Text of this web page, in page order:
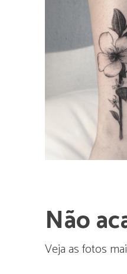
Não
Veja as fotos